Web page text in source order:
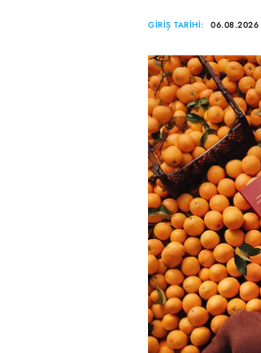
GİRİŞ TARİHİ: 06.08.2026